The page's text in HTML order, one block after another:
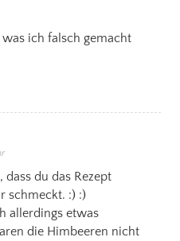
ich falsch gemacht
du das Rezept
schmeckt. :) :)
allerdings etwas
die Himbeeren nicht